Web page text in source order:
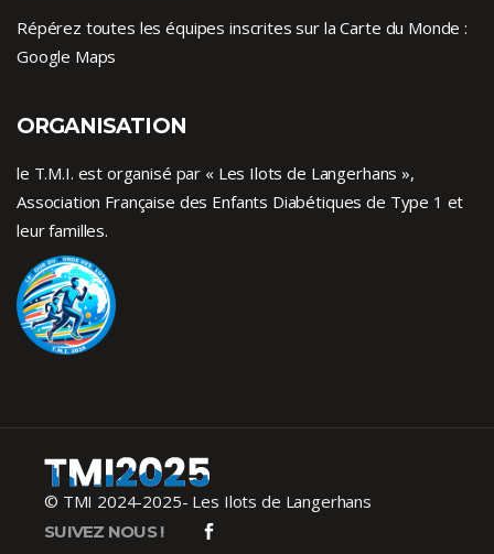
Répérez toutes les équipes inscrites sur la Carte du Monde :
Google Maps
ORGANISATION
le T.M.I. est organisé par « Les Ilots de Langerhans »,
Association Française des Enfants Diabétiques de Type 1 et
leur familles.
© TMI 2024-2025- Les Ilots de Langerhans
SUIVEZ NOUS !